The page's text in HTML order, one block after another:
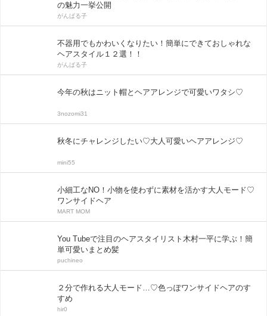
の魅力一挙公開
がんばる子
不器用でもかわいくなりたい！簡単にできておしゃれな
ヘアスタイル１２選！！
がんばる子
今年の秋はニット帽とヘアアレンジで可愛いワタシ♡
3nozomi31
秋冬にチャレンジしたい♡大人可愛いヘアアレンジ♡
mini55
小細工なNO！小物を使わずに素材を活かす大人モード♡
ワンサイドヘア
MART MOM
You Tubeで注目のヘアスタイリスト木村一平に学ぶ！簡
単可愛いまとめ髪
puchineo
２分で作れる大人モード…♡色っぽワンサイドヘアのす
すめ
hir0